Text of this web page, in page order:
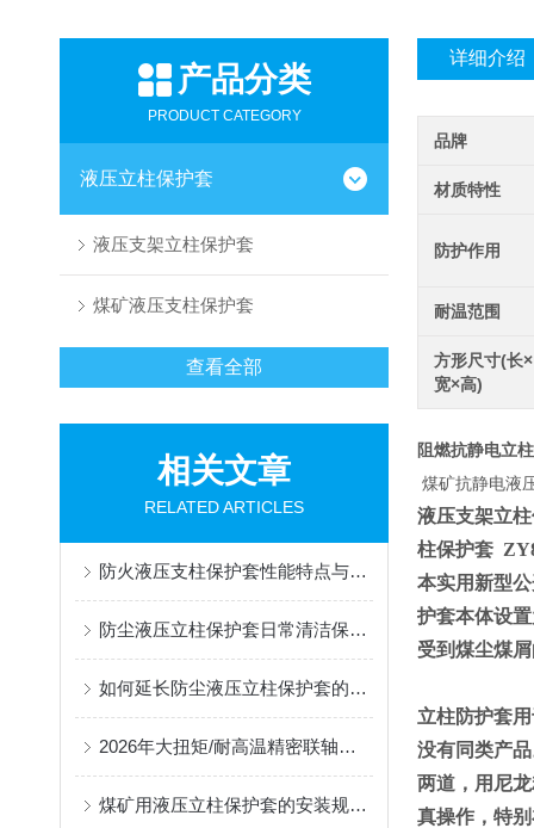
产品分类
PRODUCT CATEGORY
液压立柱保护套
液压支架立柱保护套
煤矿液压支柱保护套
查看全部
相关文章
RELATED ARTICLES
防火液压支柱保护套性能特点与阻燃防护应用
防尘液压立柱保护套日常清洁保养与更换规范
如何延长防尘液压立柱保护套的使用寿命？
2026年大扭矩/耐高温精密联轴器定制找哪家？能实现精准定制的优质厂家盘点
煤矿用液压立柱保护套的安装规范与使用寿命提升方案
详细介绍
品牌
材质特性
防护作用
耐温范围
方形尺寸(长×
宽×高)
阻燃抗静电立
煤矿抗静电液
液压支架立
柱保护套
本实用新型
护套本体设
受到煤尘煤
立柱防护套
没有同类产
两道，用尼
真操作，特